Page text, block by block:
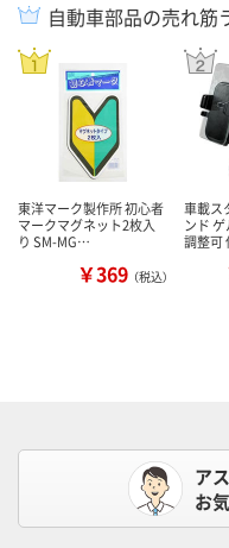
自動車部品の売れ筋
東洋マーク製作所 初心者
マークマグネット2枚入
り SM-MG…
￥369 （税込）
車載ス
ンド
調整可
ア
お